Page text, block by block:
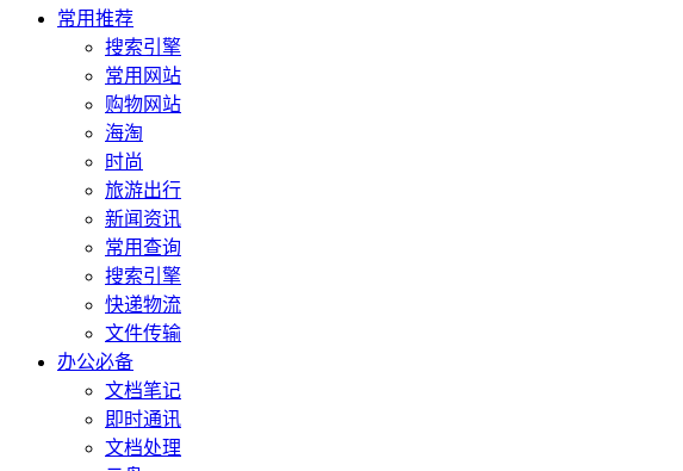
常用推荐
搜索引擎
常用网站
购物网站
海淘
时尚
旅游出行
新闻资讯
常用查询
搜索引擎
快递物流
文件传输
办公必备
文档笔记
即时通讯
文档处理